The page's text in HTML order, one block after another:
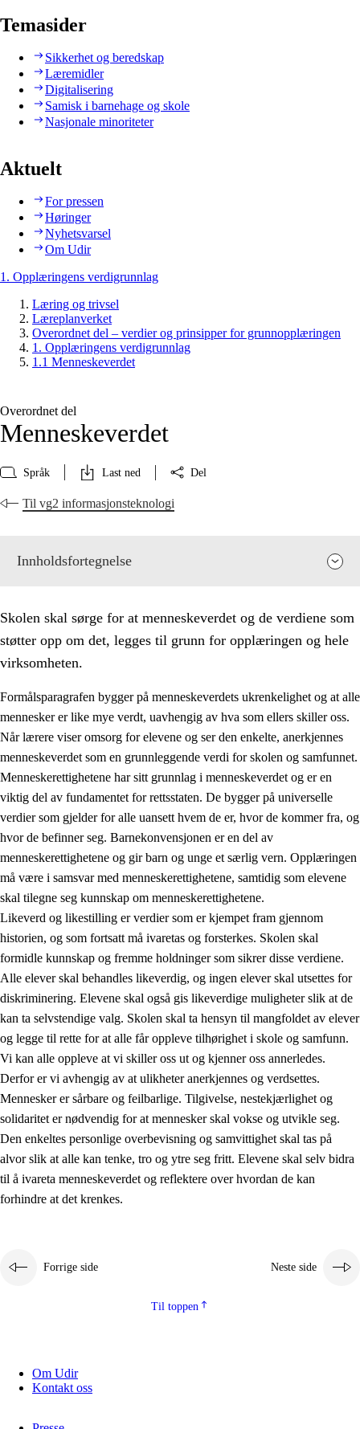
Temasider
Sikkerhet og beredskap
Læremidler
Digitalisering
Samisk i barnehage og skole
Nasjonale minoriteter
Aktuelt
For pressen
Høringer
Nyhetsvarsel
Om Udir
1. Opplæringens verdigrunnlag
Læring og trivsel
Læreplanverket
Overordnet del – verdier og prinsipper for grunnopplæringen
1. Opplæringens verdigrunnlag
1.1 Menneskeverdet
Overordnet del
Menneskeverdet
Språk Last ned Del
Til vg2 informasjonsteknologi
Innholdsfortegnelse
1. Opplæringens verdigrunnlag
1.1 Menneskeverdet
1.2 Identitet og kulturelt mangfold
1.3 Kritisk tenkning og etisk bevissthet
1.4 Skaperglede, engasjement og utforskertrang
1.5 Respekt for naturen og miljøbevissthet
1.6 Demokrati og medvirkning
Skolen skal sørge for at menneskeverdet og de verdiene som
støtter opp om det, legges til grunn for opplæringen og hele
virksomheten.
Formålsparagrafen bygger på menneskeverdets ukrenkelighet og at alle
mennesker er like mye verdt, uavhengig av hva som ellers skiller oss.
Når lærere viser omsorg for elevene og ser den enkelte, anerkjennes
menneskeverdet som en grunnleggende verdi for skolen og samfunnet.
Menneskerettighetene har sitt grunnlag i menneskeverdet og er en
viktig del av fundamentet for rettsstaten. De bygger på universelle
verdier som gjelder for alle uansett hvem de er, hvor de kommer fra, og
hvor de befinner seg. Barnekonvensjonen er en del av
menneskerettighetene og gir barn og unge et særlig vern. Opplæringen
må være i samsvar med menneskerettighetene, samtidig som elevene
skal tilegne seg kunnskap om menneskerettighetene.
Likeverd og likestilling er verdier som er kjempet fram gjennom
historien, og som fortsatt må ivaretas og forsterkes. Skolen skal
formidle kunnskap og fremme holdninger som sikrer disse verdiene.
Alle elever skal behandles likeverdig, og ingen elever skal utsettes for
diskriminering. Elevene skal også gis likeverdige muligheter slik at de
kan ta selvstendige valg. Skolen skal ta hensyn til mangfoldet av elever
og legge til rette for at alle får oppleve tilhørighet i skole og samfunn.
Vi kan alle oppleve at vi skiller oss ut og kjenner oss annerledes.
Derfor er vi avhengig av at ulikheter anerkjennes og verdsettes.
Mennesker er sårbare og feilbarlige. Tilgivelse, nestekjærlighet og
solidaritet er nødvendig for at mennesker skal vokse og utvikle seg.
Den enkeltes personlige overbevisning og samvittighet skal tas på
alvor slik at alle kan tenke, tro og ytre seg fritt. Elevene skal selv bidra
til å ivareta menneskeverdet og reflektere over hvordan de kan
forhindre at det krenkes.
Forrige side Neste side
Til toppen
Om Udir
Kontakt oss